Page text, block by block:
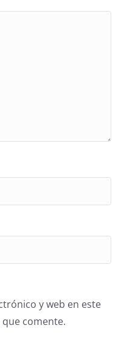
y web en este
comente.